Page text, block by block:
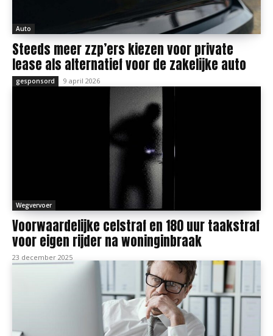
Auto
Steeds meer zzp’ers kiezen voor private
lease als alternatief voor de zakelijke auto
gesponsord 9 april 2026
Wegvervoer
Voorwaardelijke celstraf en 180 uur taakstraf
voor eigen rijder na woninginbraak
23 december 2025